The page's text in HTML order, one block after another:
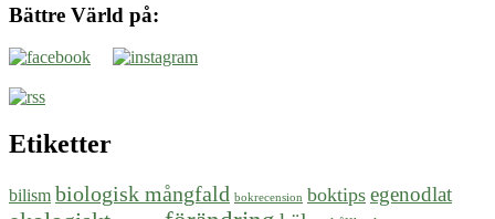
Bättre Värld på:
Etiketter
bilism biologisk mångfald bokrecension boktips egenodlat